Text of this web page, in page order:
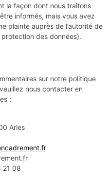
la façon dont nous traitons
informés, mais vous avez
plainte auprès de l’autorité de
des données).
sur notre politique
nous contacter en
:
Arles
21 08